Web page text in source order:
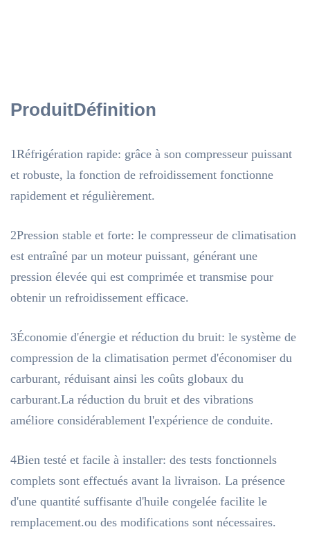
ProduitDéfinition
1Réfrigération rapide: grâce à son compresseur puissant
et robuste, la fonction de refroidissement fonctionne
rapidement et régulièrement.
2Pression stable et forte: le compresseur de climatisation
est entraîné par un moteur puissant, générant une
pression élevée qui est comprimée et transmise pour
obtenir un refroidissement efficace.
3Économie d'énergie et réduction du bruit: le système de
compression de la climatisation permet d'économiser du
carburant, réduisant ainsi les coûts globaux du
carburant.La réduction du bruit et des vibrations
améliore considérablement l'expérience de conduite.
4Bien testé et facile à installer: des tests fonctionnels
complets sont effectués avant la livraison. La présence
d'une quantité suffisante d'huile congelée facilite le
remplacement.ou des modifications sont nécessaires.